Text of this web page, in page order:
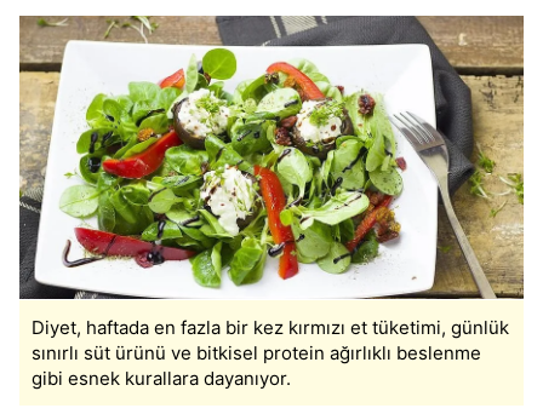
Diyet, haftada en fazla bir kez kırmızı et tüketimi, günlük
sınırlı süt ürünü ve bitkisel protein ağırlıklı beslenme
gibi esnek kurallara dayanıyor.